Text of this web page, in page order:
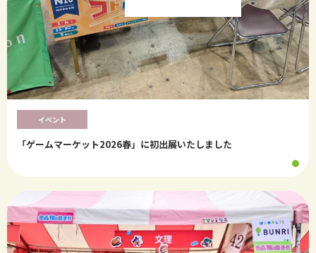
イベント
「ゲームマーケット2026春」に初出展いたしました